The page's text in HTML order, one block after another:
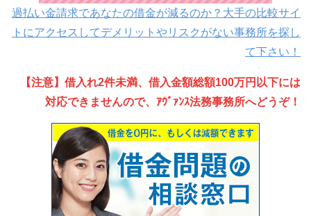
過払い金請求であなたの借金が減るのか？大手の比較サイ
トにアクセスしてデメリットやリスクがない事務所を探し
て下さい！
【注意】借入れ2件未満、借入金額総額100万円以下には
対応できませんので、ｱｳﾞｧﾝｽ法務事務所へどうぞ！